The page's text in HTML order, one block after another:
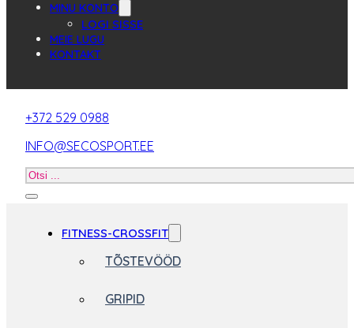
MINU KONTO
LOGI SISSE
MEIE LUGU
KONTAKT
+372 529 0988
INFO@SECOSPORT.EE
Otsi
FITNESS-CROSSFIT
TÕSTEVÖÖD
GRIPID